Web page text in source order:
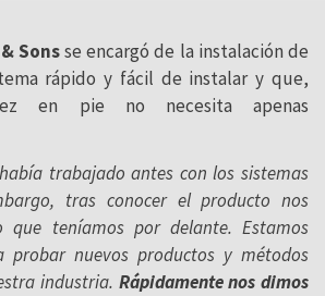
Sonsse encargó de la instalación de
rápido y fácil de instalar y que,
en pie no necesita apenas
trabajado antes con los sistemas
tras conocer el producto nos
que teníamos por delante. Estamos
probar nuevos productos y métodos
industria. Rápidamente nos dimos